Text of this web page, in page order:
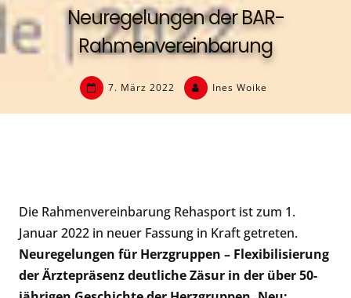
Neuregelungen der BAR-
Rahmenvereinbarung
7. März 2022 Ines Woike
Die Rahmenvereinbarung Rehasport ist zum 1.
Januar 2022 in neuer Fassung in Kraft getreten.
Neuregelungen für Herzgruppen – Flexibilisierung
der Ärztepräsenz deutliche Zäsur in der über 50-